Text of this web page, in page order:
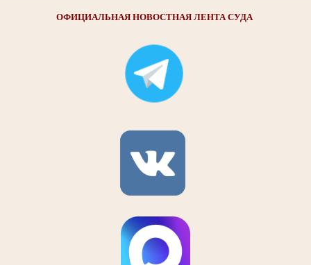
ОФИЦИАЛЬНАЯ НОВОСТНАЯ ЛЕНТА СУДА